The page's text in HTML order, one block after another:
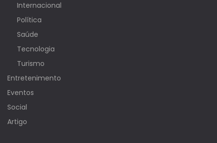
Internacional
Política
Saúde
Tecnologia
Turismo
Entretenimento
Eventos
Social
Artigo